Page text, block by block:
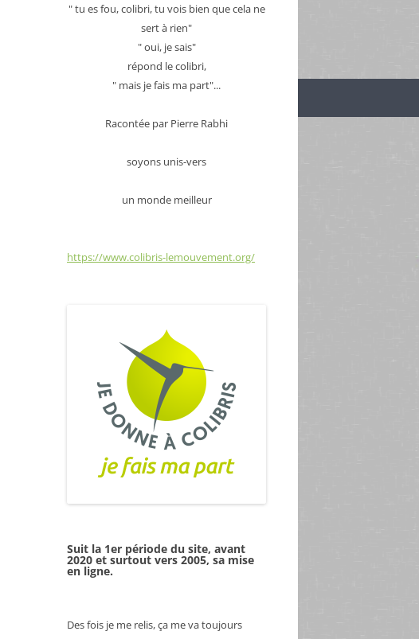
" tu es fou, colibri, tu vois bien que cela ne
sert à rien"
" oui, je sais"
répond le colibri,
" mais je fais ma part"...
Racontée par Pierre Rabhi
soyons unis-vers
un monde meilleur
https://www.colibris-lemouvement.org/
Suit la 1er période du site, avant
2020 et surtout vers 2005, sa mise
en ligne.
Des fois je me relis, ça me va toujours